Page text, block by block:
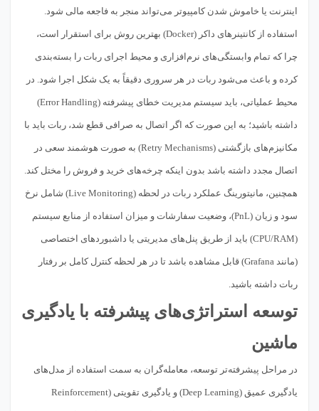
اینترنت یا خاموش شدن کامپیوتر می‌تواند منجر به فاجعه مالی شود.
استفاده از کانتینرهای داکر (Docker) بهترین روش برای استقرار است،
چرا که تمام وابستگی‌های نرم‌افزاری و محیط اجرای ربات را بسته‌بندی
کرده و باعث می‌شود ربات در هر سروری دقیقاً به یک شکل اجرا شود. در
محیط عملیاتی، باید سیستم مدیریت خطای پیشرفته (Error Handling)
داشته باشید؛ به این صورت که اگر اتصال به صرافی قطع شد، ربات باید با
مکانیزم‌های بازگشتی (Retry Mechanisms) به صورت هوشمند سعی در
اتصال مجدد داشته باشد بدون اینکه چرخه‌های خرید و فروش را مختل کند.
همچنین، مانیتورینگ عملکرد ربات در لحظه (Live Monitoring) شامل نرخ
سود و زیان (PnL)، وضعیت سفارشات و میزان استفاده از منابع سیستم
(CPU/RAM) باید از طریق پنل‌های مدیریتی یا داشبوردهای اختصاصی
(مانند Grafana) قابل مشاهده باشد تا در هر لحظه کنترل کامل بر رفتار
ربات داشته باشید.
توسعه استراتژی‌های پیشرفته با یادگیری
ماشین
در مراحل پیشرفته‌تر توسعه، معامله‌گران به سمت استفاده از مدل‌های
یادگیری عمیق (Deep Learning) و یادگیری تقویتی (Reinforcement